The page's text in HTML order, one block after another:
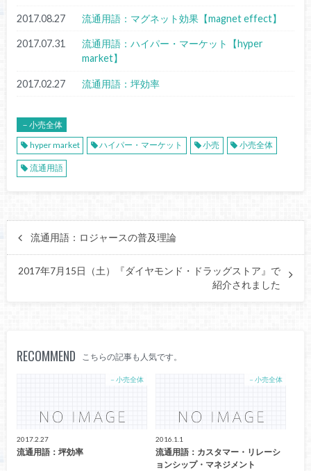
2017.08.27 流通用語：マグネット効果【magnet effect】
2017.07.31
流通用語：ハイパー・マーケット【hyper
market】
2017.02.27 流通用語：坪効率
－小売全体
hyper market
ハイパー・マーケット 小売 小売全体
流通用語
流通用語：ロジャースの普及理論
2017年7月15日（土）『ダイヤモンド・ドラッグストア』で
紹介されました
RECOMMEND こちらの記事も人気です。
－小売全体
2017.2.27
流通用語：坪効率
－小売全体
2016.1.1
流通用語：カスタマー・リレーシ
ョンシップ・マネジメント